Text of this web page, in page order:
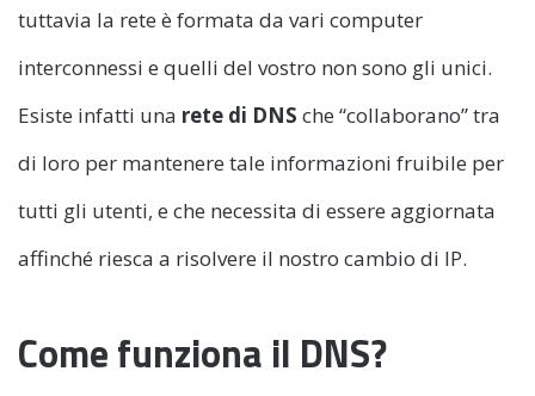
tuttavia la rete è formata da vari computer
interconnessi e quelli del vostro non sono gli unici.
Esiste infatti una rete di DNS che “collaborano” tra
di loro per mantenere tale informazioni fruibile per
tutti gli utenti, e che necessita di essere aggiornata
affinché riesca a risolvere il nostro cambio di IP.
Come funziona il DNS?